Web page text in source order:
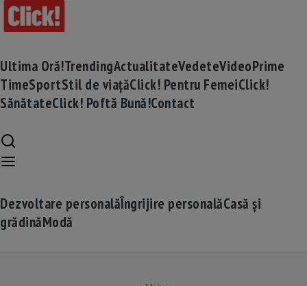
Ultima Oră!TrendingActualitateVedeteVideoPrime
TimeSportStil de viațăClick! Pentru FemeiClick!
SănătateClick! Poftă Bună!Contact
Dezvoltare personalăÎngrijire personalăCasă și
grădinăModă